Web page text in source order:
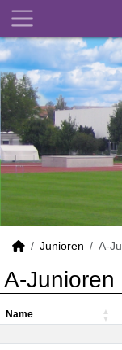
Junioren A-
A-Junioren
Name